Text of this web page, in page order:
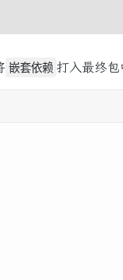
嵌套依赖 打入最终包